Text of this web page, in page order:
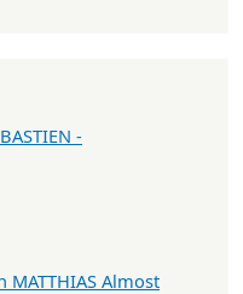
-
MATTHIAS Almost